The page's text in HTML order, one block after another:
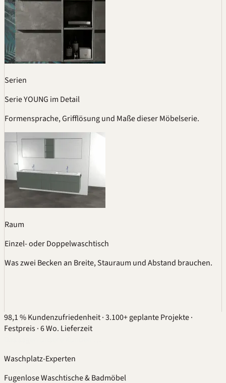
Serien
Serie YOUNG im Detail
Formensprache, Grifflösung und Maße dieser Möbelserie.
Raum
Einzel- oder Doppelwaschtisch
Was zwei Becken an Breite, Stauraum und Abstand brauchen.
98,1 % Kundenzufriedenheit·3.100+ geplante Projekte·
Festpreis·6 Wo. Lieferzeit
Waschplatz-Experten
Fugenlose Waschtische & Badmöbel